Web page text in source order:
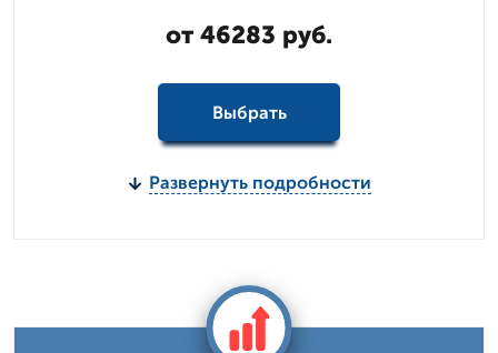
от 46283 руб.
Выбрать
Развернуть подробности